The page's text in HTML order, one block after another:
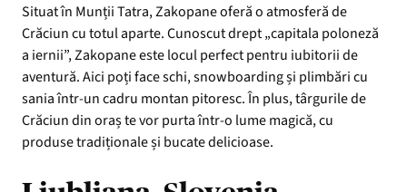
Situat în Munții Tatra, Zakopane oferă o atmosferă de
Crăciun cu totul aparte. Cunoscut drept „capitala poloneză
a iernii”, Zakopane este locul perfect pentru iubitorii de
aventură. Aici poți face schi, snowboarding și plimbări cu
sania într-un cadru montan pitoresc. În plus, târgurile de
Crăciun din oraș te vor purta într-o lume magică, cu
produse tradiționale și bucate delicioase.